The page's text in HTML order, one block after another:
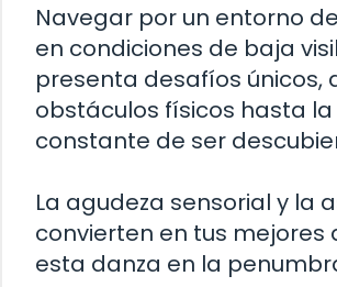
Navegar por un entorno
en condiciones de baja
presenta desafíos únicos,
obstáculos físicos hasta
constante de ser
La agudeza sensorial y la
convierten en tus mejores
esta danza en la